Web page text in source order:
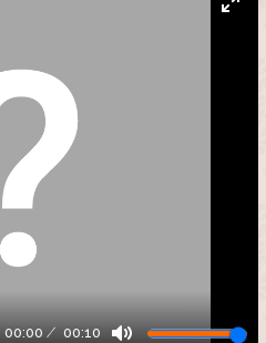
00:00 00:10